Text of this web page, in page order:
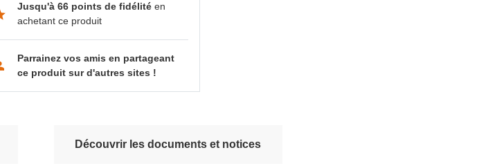
Jusqu'à 66 points de fidélitéen
achetant ce produit
Parrainez vos amis en partageant
ce produit sur d'autres sites !
Découvrir les documents et notices